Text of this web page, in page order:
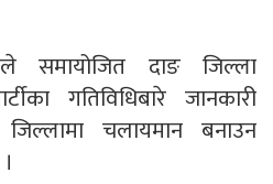
समायोजित दाङ जिल्ला
गतिविधिबारे जानकारी
चलायमान बनाउन